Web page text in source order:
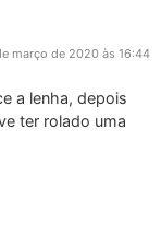
março de 2020 às 16:44
a lenha, depois
ter rolado uma